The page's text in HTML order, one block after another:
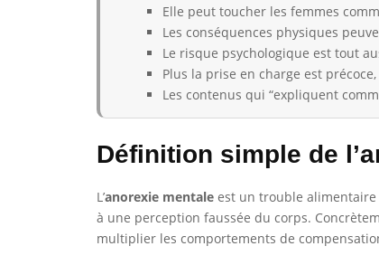
Elle peut toucher les femmes
Les conséquences physiques
Le risque psychologique est tout
Plus la prise en charge est
Les contenus qui “expliquent
Définition simple de
L’anorexie mentale est un trouble alimentaire
à une perception faussée du corps.
multiplier les comportements de